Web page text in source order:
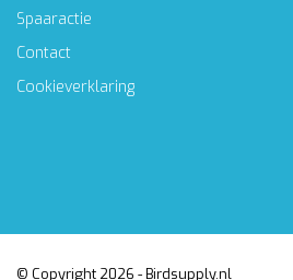
Spaaractie
Contact
Cookieverklaring
© Copyright 2026 - Birdsupply.nl